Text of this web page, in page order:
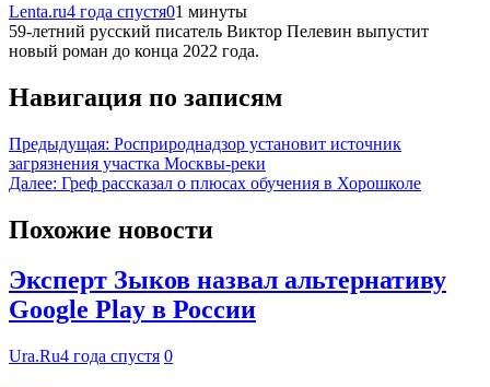
Lenta.ru4 года спустя01 минуты
59-летний русский писатель Виктор Пелевин выпустит
новый роман до конца 2022 года.
Навигация по записям
Предыдущая: Росприроднадзор установит источник
загрязнения участка Москвы-реки
Далее: Греф рассказал о плюсах обучения в Хорошколе
Похожие новости
Эксперт Зыков назвал альтернативу
Google Play в России
Ura.Ru4 года спустя 0